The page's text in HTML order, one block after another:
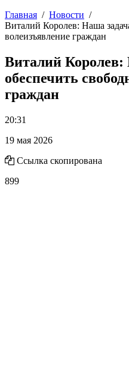
Главная
Новости
Виталий Королев: Наша
волеизъявление граждан
Виталий Королев:
обеспечить
граждан
20:31
19 мая 2026
Ссылка скопирована
899